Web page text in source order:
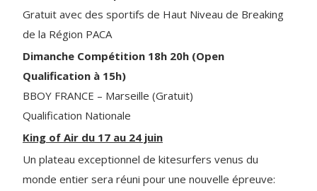
Gratuit avec des sportifs de Haut Niveau de Breaking
de la Région PACA
Dimanche Compétition 18h 20h (Open
Qualification à 15h)
BBOY FRANCE – Marseille (Gratuit)
Qualification Nationale
King of Air du 17 au 24 juin
Un plateau exceptionnel de kitesurfers venus du
monde entier sera réuni pour une nouvelle épreuve: